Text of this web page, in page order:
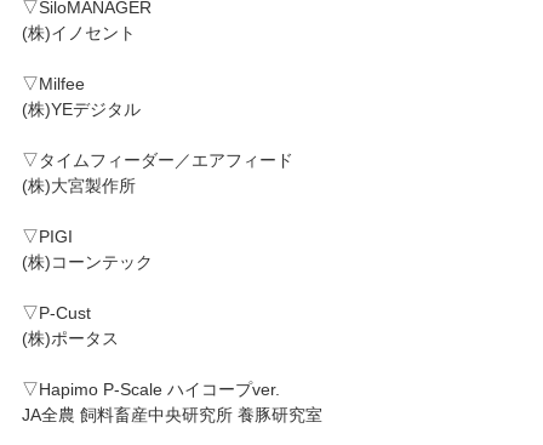
▽SiloMANAGER
(株)イノセント
▽Milfee
(株)YEデジタル
▽タイムフィーダー／エアフィード
(株)大宮製作所
▽PIGI
(株)コーンテック
▽P-Cust
(株)ポータス
▽Hapimo P-Scale ハイコープver.
JA全農 飼料畜産中央研究所 養豚研究室